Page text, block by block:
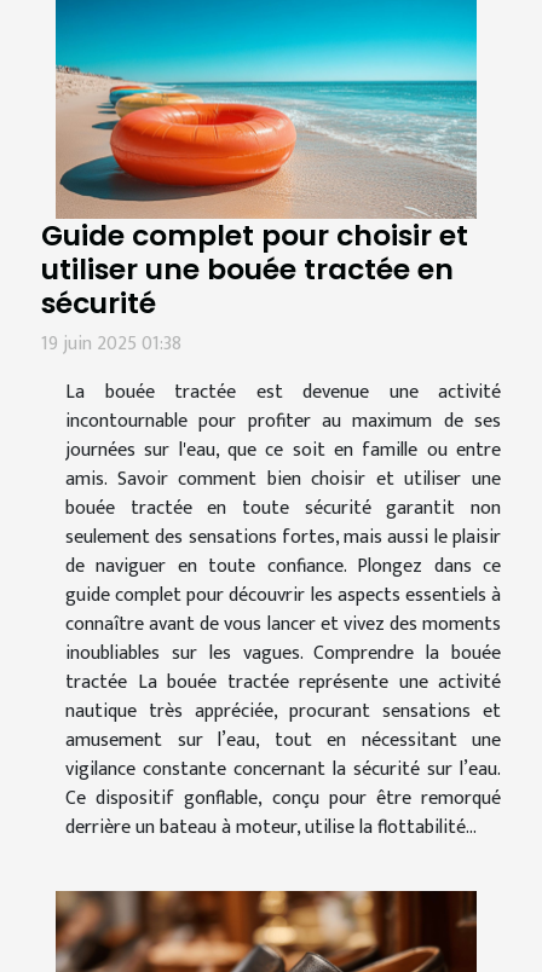
Guide complet pour choisir et
utiliser une bouée tractée en
sécurité
19 juin 2025 01:38
La bouée tractée est devenue une activité
incontournable pour profiter au maximum de ses
journées sur l'eau, que ce soit en famille ou entre
amis. Savoir comment bien choisir et utiliser une
bouée tractée en toute sécurité garantit non
seulement des sensations fortes, mais aussi le plaisir
de naviguer en toute confiance. Plongez dans ce
guide complet pour découvrir les aspects essentiels à
connaître avant de vous lancer et vivez des moments
inoubliables sur les vagues. Comprendre la bouée
tractée La bouée tractée représente une activité
nautique très appréciée, procurant sensations et
amusement sur l’eau, tout en nécessitant une
vigilance constante concernant la sécurité sur l’eau.
Ce dispositif gonflable, conçu pour être remorqué
derrière un bateau à moteur, utilise la flottabilité...